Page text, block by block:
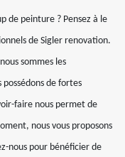
de peinture ? Pensez à le
de Sigler renovation.
sommes les
de fortes
faire nous permet de
nous vous proposons
nous pour bénéficier de